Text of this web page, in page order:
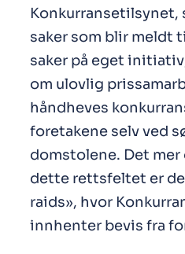
Konkurransetilsynet,
saker som blir meldt
saker på eget
om ulovlig
håndheves
foretakene selv ved
domstolene. Det mer
dette rettsfeltet er de
raids», hvor
innhenter bevis fra